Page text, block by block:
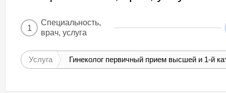
1
Специальность,
врач, услуга
Услуга Гинеколог первичный прием высшей и 1-й